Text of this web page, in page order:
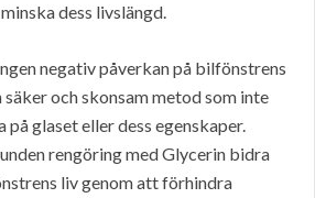
dess livslängd.
negativ påverkan på bilfönstrens
och skonsam metod som inte
på glaset eller dess egenskaper.
rengöring med Glycerin bidra
liv genom att förhindra